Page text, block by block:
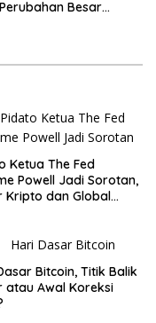
Besar
Ketua The Fed
Powell Jadi Sorotan,
Kripto dan Global
Bitcoin, Titik Balik
atau Awal Koreksi